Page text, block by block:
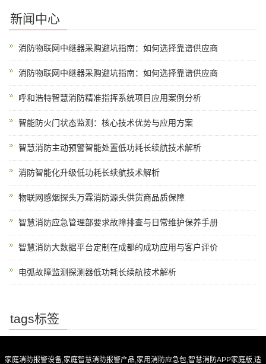
新闻中心
消防物联网中继器采购避坑指南：如何选择靠谱供应商
消防物联网中继器采购避坑指南：如何选择靠谱供应商
呼和浩特智慧消防精准指挥系统项目应用案例分析
智能防火门状态监测：核心技术优势与应用方案
智慧消防主动预警智能处置低功耗长续航技术解析
消防智能化升级低功耗长续航技术解析
物联网感烟探头万霖消防源头供货商品质保障
智慧消防应急管理部要求故障排查与日常维护保养手册
智慧消防大数据平台定制在成都的成功应用与客户评价
电弧故障监测探测器低功耗长续航技术解析
tags标签
家庭消防报警设备,家庭智慧消防报警产品,家用消防应急包,智慧消防APP家庭版,适